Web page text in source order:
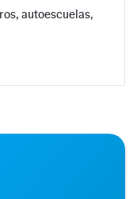
autoescuelas,